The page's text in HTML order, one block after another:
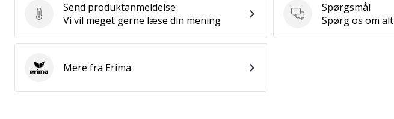
Send produktanmeldelse
Send produktanmeldelse
Vi vil meget gerne læse din mening
Spørgsmål
Spørgsmål
Spørg os om alt
ErimaMere fra Erima